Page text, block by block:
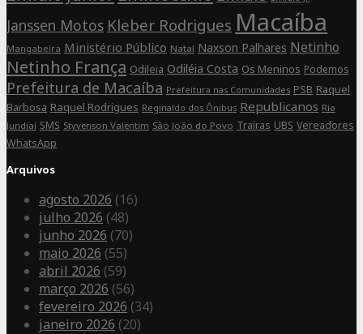
Janssen Motos Kleber Rodrigues Macaíba
Mangabeira Ministério Público Natal Naxson Palhares Netinho
Netinho França Odileia Odiléia Costa Os Meninos Podemos
Prefeitura de Macaíba Prefeitura nas Comunidades PSB Raquel
Barbosa Raquel Rodrigues Reginaldo dos Ônibus Republicanos Rio
Jundiaí SMS Styvenson Valentim São João do Povo Traíras UBS Vereadores
WhatsApp
Arquivos
agosto 2026 (16)
julho 2026 (48)
junho 2026 (70)
maio 2026 (55)
abril 2026 (59)
março 2026 (56)
fevereiro 2026 (34)
janeiro 2026 (20)